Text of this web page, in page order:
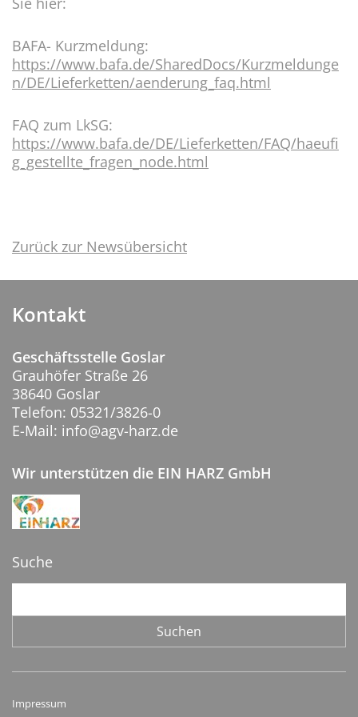
BAFA- Kurzmeldung:
https://www.bafa.de/SharedDocs/Kurzmeldunge
n/DE/Lieferketten/aenderung_faq.html
FAQ zum LkSG:
https://www.bafa.de/DE/Lieferketten/FAQ/haeufi
g_gestellte_fragen_node.html
Zurück zur Newsübersicht
Kontakt
Geschäftsstelle Goslar
Grauhöfer Straße 26
38640 Goslar
Telefon: 05321/3826-0
E-Mail: info@agv-harz.de
Wir unterstützen die EIN HARZ GmbH
Suche
Suchen
Impressum